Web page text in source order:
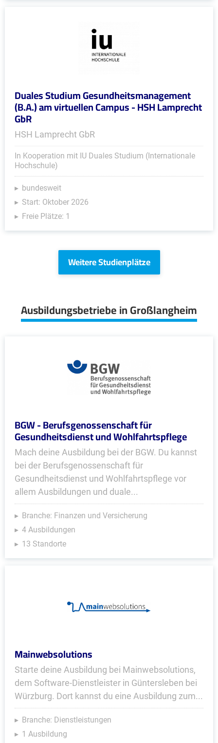
Duales Studium Gesundheitsmanagement
(B.A.) am virtuellen Campus - HSH Lamprecht
GbR
HSH Lamprecht GbR
In Kooperation mit IU Duales Studium (Internationale
Hochschule)
bundesweit
Start: Oktober 2026
Freie Plätze: 1
Weitere Studienplätze
Ausbildungsbetriebe in Großlangheim
BGW - Berufsgenossenschaft für
Gesundheitsdienst und Wohlfahrtspflege
Mach deine Ausbildung bei der BGW. Du kannst
bei der Berufsgenossenschaft für
Gesundheitsdienst und Wohlfahrtspflege vor
allem Ausbildungen und duale...
Branche: Finanzen und Versicherung
4 Ausbildungen
13 Standorte
Mainwebsolutions
Starte deine Ausbildung bei Mainwebsolutions,
dem Software-Dienstleister in Güntersleben bei
Würzburg. Dort kannst du eine Ausbildung zum...
Branche: Dienstleistungen
1 Ausbildung